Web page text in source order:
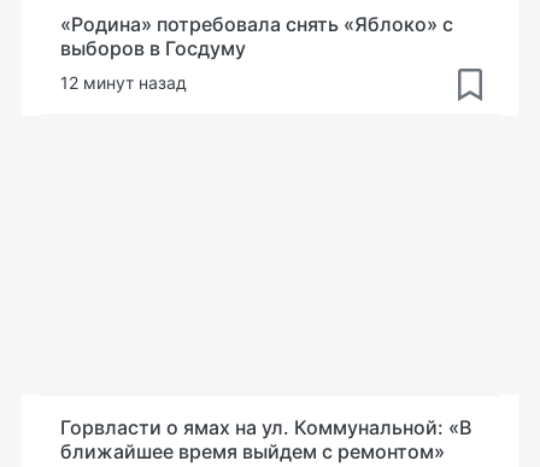
«Родина» потребовала снять «Яблоко» с
выборов в Госдуму
12 минут назад
Горвласти о ямах на ул. Коммунальной: «В
ближайшее время выйдем с ремонтом»